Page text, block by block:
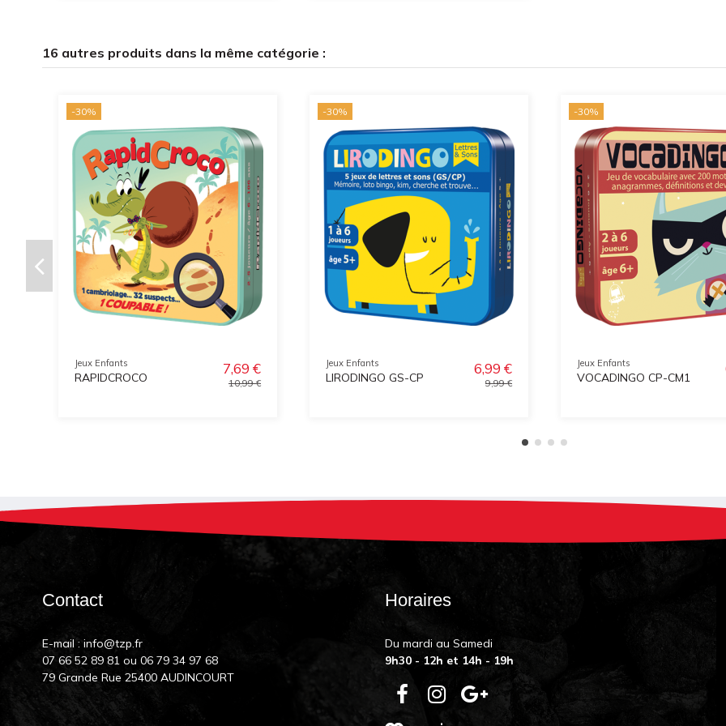
16 autres produits dans la même catégorie :
-30%
Jeux Enfants
RAPIDCROCO
7,69 €
10,99 €
-30%
Jeux Enfants
LIRODINGO GS-CP
6,99 €
9,99 €
-30%
Jeux Enfants
VOCADINGO CP-CM1
Contact
E-mail : info@tzp.fr
07 66 52 89 81 ou 06 79 34 97 68
79 Grande Rue 25400 AUDINCOURT
Horaires
Du mardi au Samedi
9h30 - 12h et 14h - 19h